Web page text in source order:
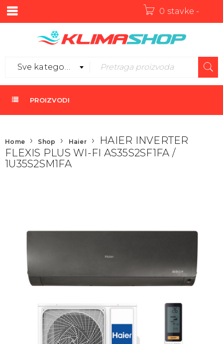
0 stavke -
Sve kategorije
PROIZVODI
Home › Shop › Haier › HAIER INVERTER
FLEXIS PLUS WI-FI AS35S2SF1FA /
1U35S2SM1FA